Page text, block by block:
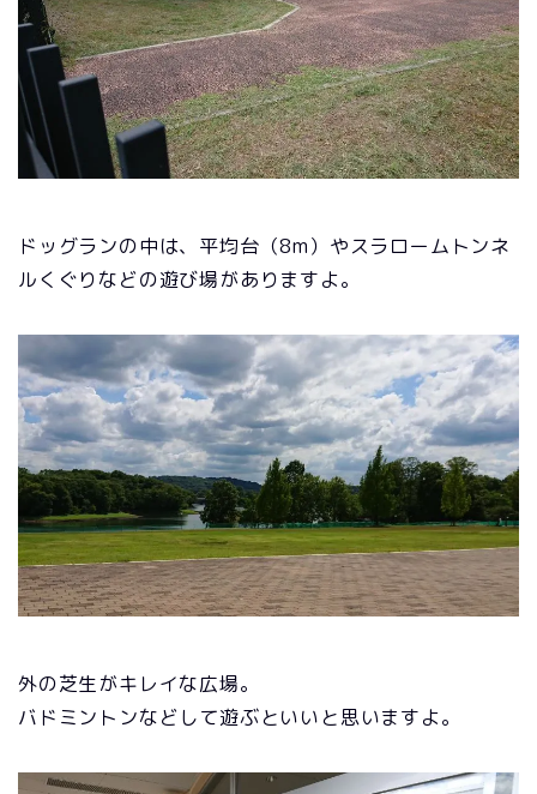
ドッグランの中は、平均台（8m）やスラロームトンネ
ルくぐりなどの遊び場がありますよ。
外の芝生がキレイな広場。
バドミントンなどして遊ぶといいと思いますよ。